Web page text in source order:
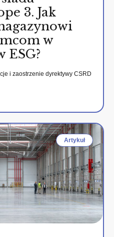
3. Jak
w
ESG?
i zaostrzenie dyrektywy CSRD
Artykuł